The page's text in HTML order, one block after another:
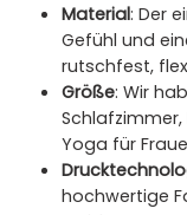
Material: Der
Gefühl und
rutschfest,
Größe: Wir
Schlafzimmer,
Yoga für
hochwertige